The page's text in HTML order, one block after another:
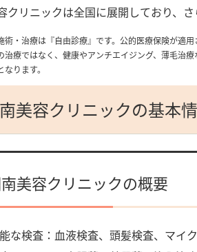
クリニックは全国に展開しており、
・治療は『自由診療』です。公的医療保険が適
治療ではなく、健康やアンチエイジング、薄毛治
ります。
美容クリニックの基本
美容クリニックの概要
な検査：血液検査、頭髪検査、マイ